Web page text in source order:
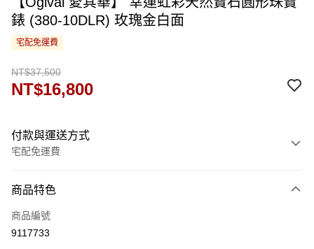
錶 (380-10DLR) 玫瑰金白面
宅配免運費
NT$37,500
NT$16,800
付款與運送方式
宅配免運費
信用卡一次付款
運送方式
商品特色
商品編號
9117733